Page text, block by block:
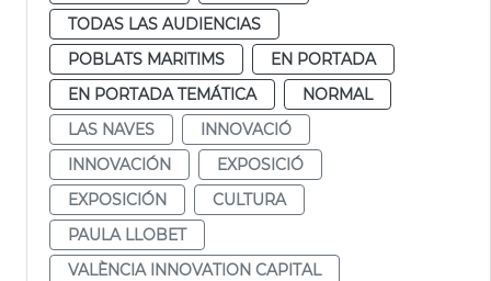
TODAS LAS AUDIENCIAS
POBLATS MARITIMS
EN PORTADA
EN PORTADA TEMÁTICA
NORMAL
LAS NAVES
INNOVACIÓ
INNOVACIÓN
EXPOSICIÓ
EXPOSICIÓN
CULTURA
PAULA LLOBET
VALÈNCIA INNOVATION CAPITAL